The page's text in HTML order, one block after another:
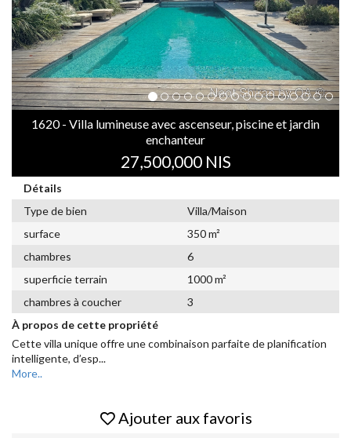
1620 - Villa lumineuse avec ascenseur, piscine et jardin
enchanteur
27,500,000 NIS
Détails
Type de bien
Villa/Maison
surface
350 m²
chambres
6
superficie terrain
1000 m²
chambres à coucher
3
À propos de cette propriété
Cette villa unique offre une combinaison parfaite de planification
intelligente, d’esp...
More..
Ajouter aux favoris